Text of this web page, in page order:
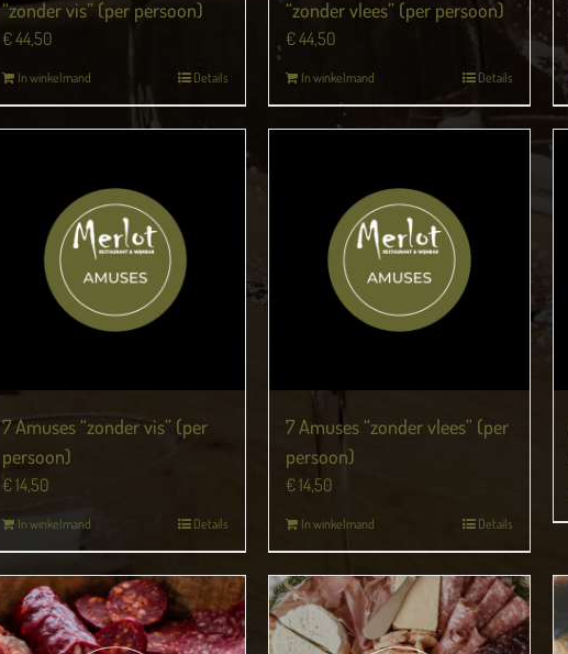
“zonder vis” (per persoon)
€44,50
In winkelmand Details
“zonder vlees” (per persoon)
€44,50
In winkelmand Details
7 Amuses “zonder vis” (per
persoon)
€14,50
In winkelmand Details
7 Amuses “zonder vlees” (per
persoon)
€14,50
In winkelmand Details